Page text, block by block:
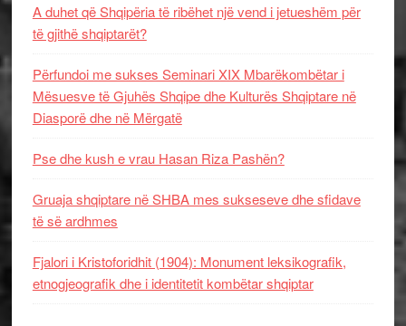
A duhet që Shqipëria të ribëhet një vend i jetueshëm për
të gjithë shqiptarët?
Përfundoi me sukses Seminari XIX Mbarëkombëtar i
Mësuesve të Gjuhës Shqipe dhe Kulturës Shqiptare në
Diasporë dhe në Mërgatë
Pse dhe kush e vrau Hasan Riza Pashën?
Gruaja shqiptare në SHBA mes sukseseve dhe sfidave
të së ardhmes
Fjalori i Kristoforidhit (1904): Monument leksikografik,
etnogjeografik dhe i identitetit kombëtar shqiptar